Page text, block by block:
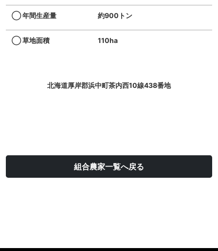
◯ 年間生産量 約900トン
◯ 草地面積 110ha
北海道厚岸郡浜中町茶内西10線438番地
組合農家一覧へ戻る